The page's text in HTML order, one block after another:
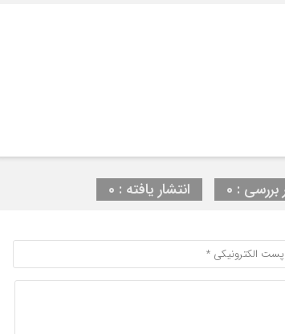
بررسی : 0 انتشار یافته : 0